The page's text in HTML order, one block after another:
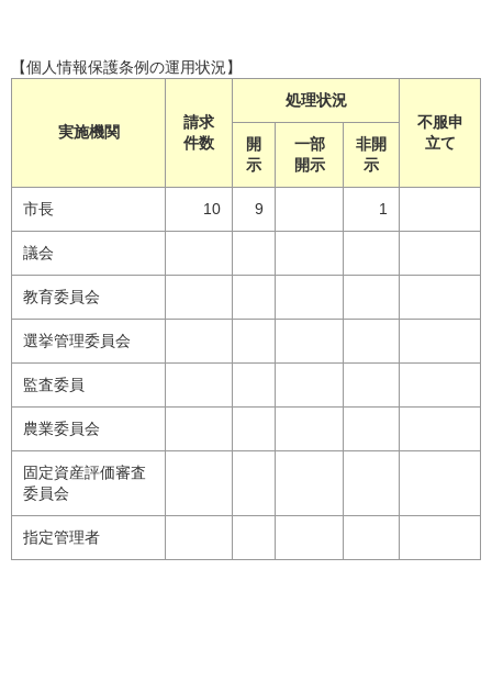
実施機関
請求
件数
処理状況
不服申
立て
開
示
一部
開示
非開
示
市長 10 9 1
議会
教育委員会
選挙管理委員会
監査委員
農業委員会
固定資産評価審査
委員会
指定管理者
【個人情報保護条例の運用状況】